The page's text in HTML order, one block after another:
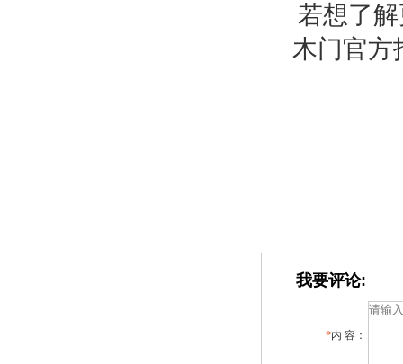
若想了
木门官方
我要评论:
*内 容：